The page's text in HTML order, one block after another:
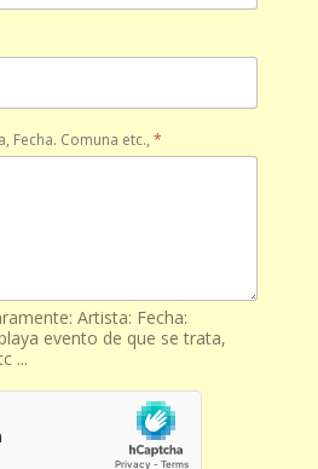
Fecha. Comuna etc., *
Artista: Fecha:
evento de que se trata,
...